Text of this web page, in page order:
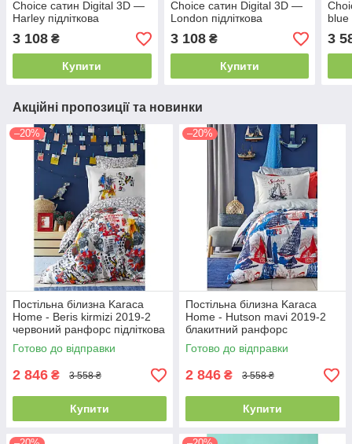
Choice сатин Digital 3D —
Harley підліткова
3 108 ₴
Купити
Choice сатин Digital 3D —
London підліткова
3 108₴
Купити
blue
3
Акційні пропозиції та новинки
–20%
Постільна білизна Karaca
Home - Beris kirmizi 2019-2
червоний ранфорс підліткова
Готово до відправки
2 846 ₴ 3 558 ₴
Купити
–20%
Постільна білизна Karaca
Home - Hutson mavi 2019-2
блакитний ранфорс
підліткова
Готово до відправки
2 846 ₴ 3 558 ₴
Купити